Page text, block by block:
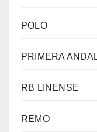
POLO
PRIMERA
RB LINENSE
REMO